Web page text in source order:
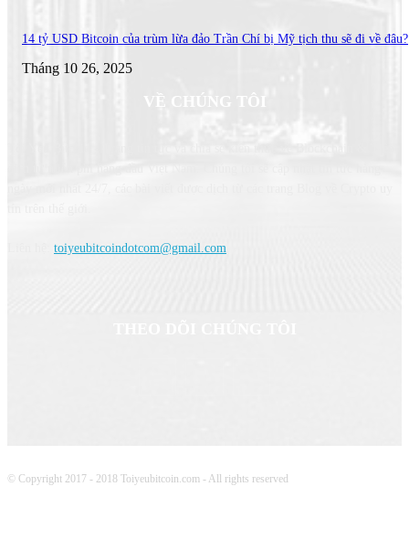
14 tỷ USD Bitcoin của trùm lừa đảo Trần Chí bị Mỹ tịch thu sẽ đi về đâu?
Tháng 10 26, 2025
VỀ CHÚNG TÔI
toiyeubitcoindotcom@gmail.com
© Copyright 2017 - 2018 Toiyeubitcoin.com - All rights reserved